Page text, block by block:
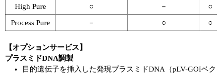
High Pure ○ － ○
Process Pure － ○ ○
【オプションサービス】
プラスミドDNA調製
目的遺伝子を挿入した発現プラスミドDNA（pLV-GOIベク